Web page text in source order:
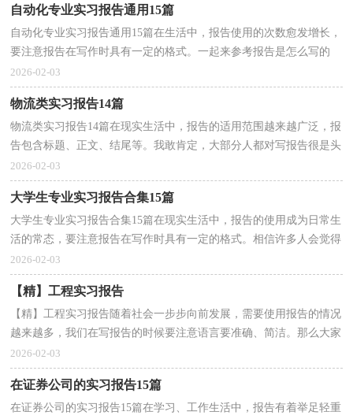
自动化专业实习报告通用15篇
自动化专业实习报告通用15篇在生活中，报告使用的次数愈发增长，
要注意报告在写作时具有一定的格式。一起来参考报告是怎么写的
吧，下面是小编收集整理的自动化专业实习报告，仅供参...
2026-02-03
物流类实习报告14篇
物流类实习报告14篇在现实生活中，报告的适用范围越来越广泛，报
告包含标题、正文、结尾等。我敢肯定，大部分人都对写报告很是头
疼的，以下是小编收集整理的物流类实习报告，欢迎阅读...
2026-02-03
大学生专业实习报告合集15篇
大学生专业实习报告合集15篇在现实生活中，报告的使用成为日常生
活的常态，要注意报告在写作时具有一定的格式。相信许多人会觉得
报告很难写吧，下面是小编为大家收集的大学生专业...
2026-02-03
【精】工程实习报告
【精】工程实习报告随着社会一步步向前发展，需要使用报告的情况
越来越多，我们在写报告的时候要注意语言要准确、简洁。那么大家
知道标准正式的报告格式吗？下面是小编整理的工程...
2026-02-03
在证券公司的实习报告15篇
在证券公司的实习报告15篇在学习、工作生活中，报告有着举足轻重